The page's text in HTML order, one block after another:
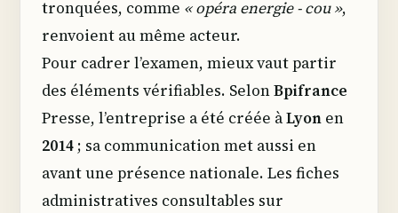
tronquées, comme « opéra energie - cou »,
renvoient au même acteur.
Pour cadrer l’examen, mieux vaut partir
des éléments vérifiables. SelonBpifrance
Presse, l’entreprise a été créée àLyon en
2014 ; sa communication met aussi en
avant une présence nationale. Les fiches
administratives consultables sur